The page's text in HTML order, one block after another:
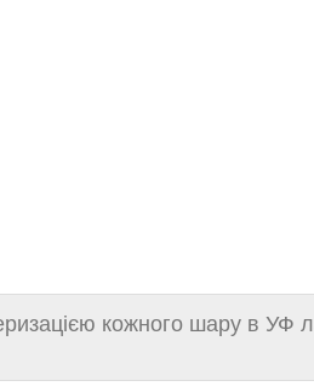
кожного шару в УФ